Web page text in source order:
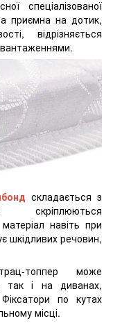
спеціалізованої
приємна на дотик,
відрізняється
складається з
навіть при
шкідливих речовин,
топпер може
так і на диванах,
по кутах
місці.